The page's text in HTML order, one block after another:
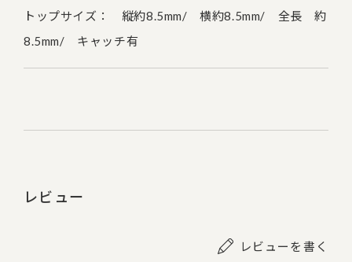
トップサイズ： 縦約8.5mm/ 横約8.5mm/ 全長 約
8.5mm/ キャッチ有
レビュー
レビューを書く